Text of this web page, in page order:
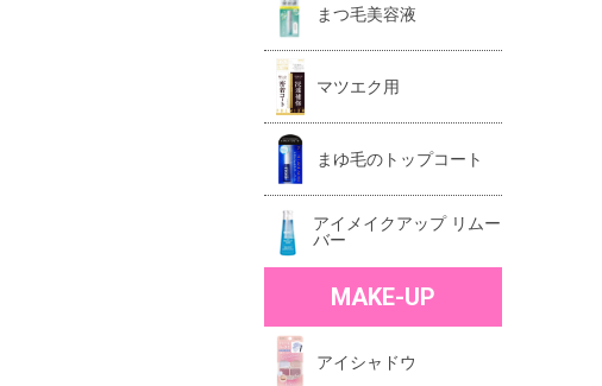
まつ毛美容液
マツエク用
まゆ毛のトップコート
アイメイクアップ リムー
バー
MAKE-UP
アイシャドウ